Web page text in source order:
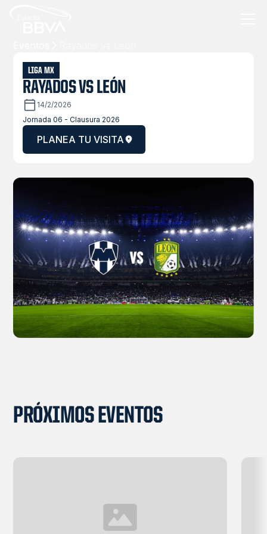
LIGA MX
RAYADOS VS LEÓN
14/2/2026
Jornada 06 - Clausura 2026
PLANEA TU VISITA
PRÓXIMOS EVENTOS